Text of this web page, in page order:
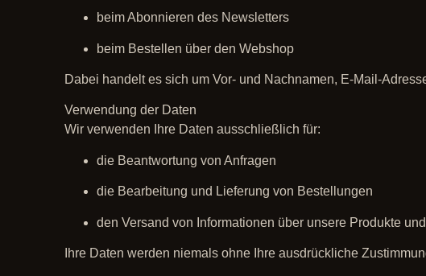
beim Abonnieren des Newsletters
beim Bestellen über den Webshop
Dabei handelt es sich um Vor- und Nachnamen, E-Mail-
Verwendung der Daten
Wir verwenden Ihre Daten ausschließlich für:
die Beantwortung von Anfragen
die Bearbeitung und Lieferung von Bestellungen
den Versand von Informationen über unsere Produkte
Ihre Daten werden niemals ohne Ihre ausdrückliche